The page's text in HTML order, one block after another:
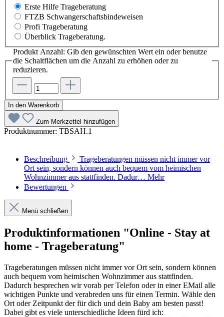
Erste Hilfe Trageberatung
FTZB Schwangerschaftsbindeweisen
Profi Trageberatung
Überblick Trageberatung.
Produkt Anzahl: Gib den gewünschten Wert ein oder benutze
die Schaltflächen um die Anzahl zu erhöhen oder zu
reduzieren.
In den Warenkorb
Zum Merkzettel hinzufügen
Produktnummer: TBSAH.1
Beschreibung
Trageberatungen müssen nicht immer vor
Ort sein, sondern können auch bequem vom heimischen
Wohnzimmer aus stattfinden. Dadur… Mehr
Bewertungen
Menü schließen
Produktinformationen "Online - Stay at
home - Trageberatung"
Trageberatungen müssen nicht immer vor Ort sein, sondern können
auch bequem vom heimischen Wohnzimmer aus stattfinden.
Dadurch besprechen wir vorab per Telefon oder in einer EMail alle
wichtigen Punkte und verabreden uns für einen Termin. Wähle den
Ort oder Zeitpunkt der für dich und dein Baby am besten passt!
Dabei gibt es viele unterschiedliche Ideen fürd ich: